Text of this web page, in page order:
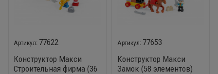
77622
Конструктор Макси
Строительная фирма (36
77653
Конструктор Макси
Замок (58 элементов)